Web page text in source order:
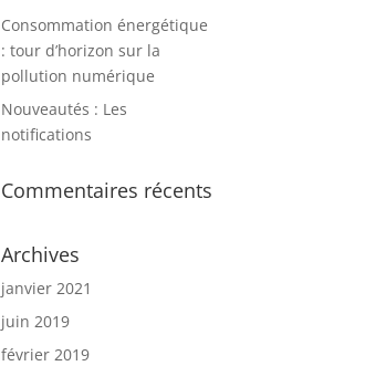
Consommation énergétique
: tour d’horizon sur la
pollution numérique
Nouveautés : Les
notifications
Commentaires récents
Archives
janvier 2021
juin 2019
février 2019